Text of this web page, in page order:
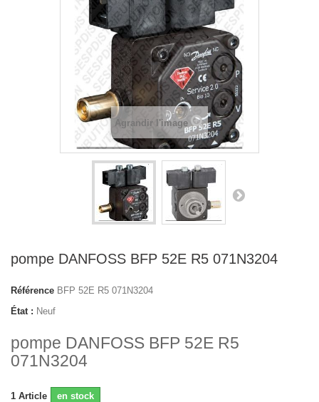
Agrandir l'image
pompe DANFOSS BFP 52E R5 071N3204
Référence BFP 52E R5 071N3204
État : Neuf
pompe DANFOSS BFP 52E R5
071N3204
1 Article en stock